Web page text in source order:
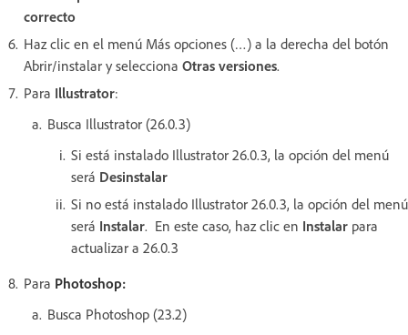
correcto
Haz clic en el menú Más opciones (…) a la derecha del botón
Abrir/instalar y selecciona Otras versiones.
Para Illustrator:
Busca Illustrator (26.0.3)
Si está instalado Illustrator 26.0.3, la opción del menú
será Desinstalar
Si no está instalado Illustrator 26.0.3, la opción del menú
será Instalar. En este caso, haz clic en Instalar para
actualizar a 26.0.3
Para Photoshop:
Busca Photoshop (23.2)